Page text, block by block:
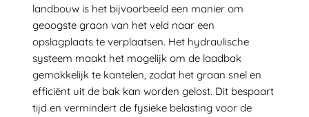
landbouw is het bijvoorbeeld een manier om
geoogste graan van het veld naar een
opslagplaats te verplaatsen. Het hydraulische
systeem maakt het mogelijk om de laadbak
gemakkelijk te kantelen, zodat het graan snel en
efficiënt uit de bak kan worden gelost. Dit bespaart
tijd en vermindert de fysieke belasting voor de